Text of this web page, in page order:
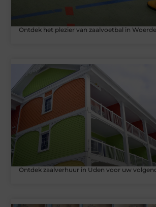
Ontdek het plezier van zaalvoetbal in
Ontdek zaalverhuur in Uden voor uw